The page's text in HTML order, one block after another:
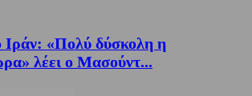
Ιράν: «Πολύ δύσκολη η
λέει ο Μασούντ...